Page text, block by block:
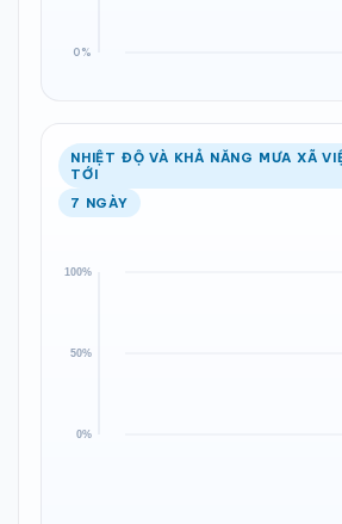
NHIỆT ĐỘ VÀ KHẢ NĂNG MƯA XÃ
TỚI
7 NGÀY